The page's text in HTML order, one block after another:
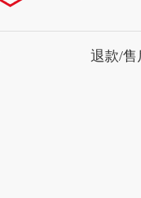
退款/售